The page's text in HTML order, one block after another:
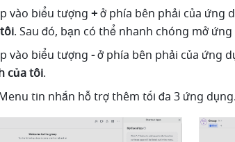
vào biểu tượng + ở phía bên phải của ứng
. Sau đó, bạn có thể nhanh chóng mở
vào biểu tượng - ở phía bên phải của ứng
của tôi.
tin nhắn hỗ trợ thêm tối đa 3 ứng dụng.